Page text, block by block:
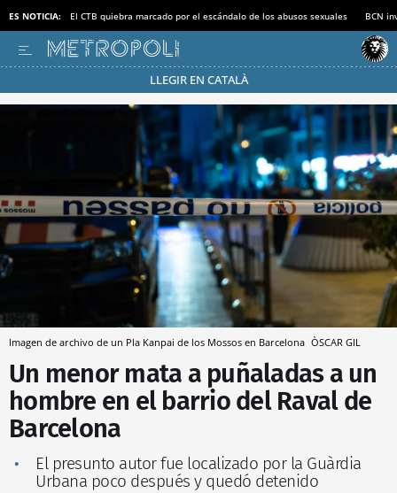
ES NOTICIA: El CTB quiebra marcado por el escándalo de los abusos sexuales BCN
LLEGIR EN CATALÀ
Pásate al MODO AHORRO
Imagen de archivo de un Pla Kanpai de los Mossos en Barcelona ÒSCAR GIL
Un menor mata a puñaladas a un
hombre en el barrio del Raval de
Barcelona
El presunto autor fue localizado por la Guàrdia
Urbana poco después y quedó detenido